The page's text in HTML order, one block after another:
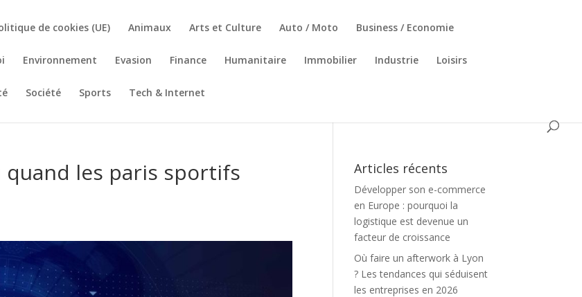
de cookies (UE) Animaux Arts et Culture Auto / Moto Business / Economie
Environnement Evasion Finance Humanitaire Immobilier Industrie Loisirs
Société Sports Tech & Internet
les paris sportifs Articles récents
Développer son e-commerce
en Europe : pourquoi la
logistique est devenue un
facteur de croissance
Où faire un afterwork à Lyon
? Les tendances qui séduisent
les entreprises en 2026